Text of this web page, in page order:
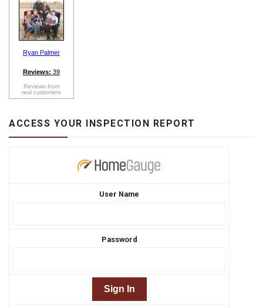
Ryan Palmer
Reviews: 39
Reviews from
real customers
ACCESS YOUR INSPECTION REPORT
User Name
Password